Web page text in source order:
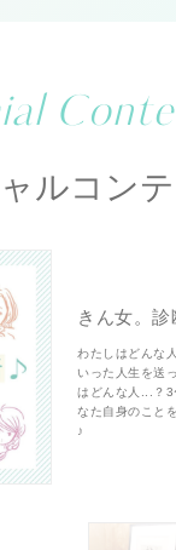
ルコン
きん女。診
わたしはどんな
いった人生を送
はどんな人...？3
なた自身のこと
♪